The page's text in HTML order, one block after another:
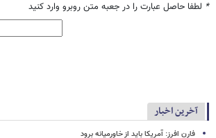
* لطفا حاصل عبارت را در جعبه متن روبرو وارد کنید
آخرین اخبار
فارن افرز: آمریکا باید از خاورمیانه برود